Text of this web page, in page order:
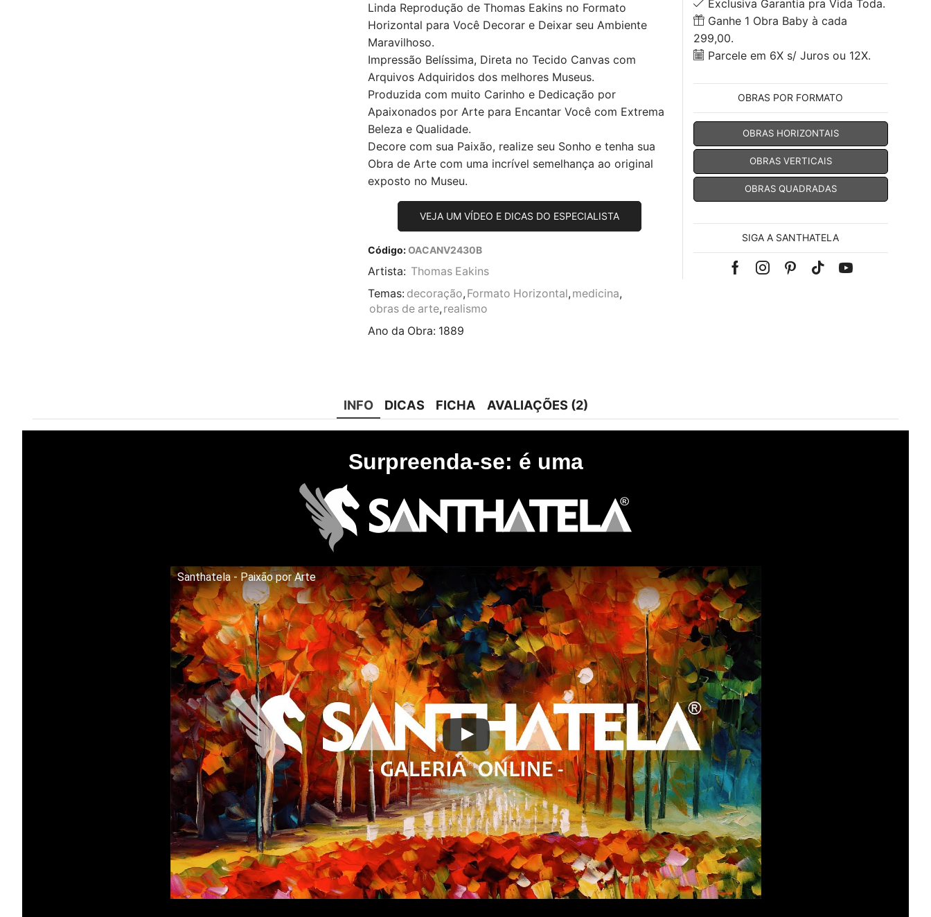
Linda Reprodução de Thomas Eakins no Formato
Horizontal para Você Decorar e Deixar seu Ambiente
Maravilhoso.
Impressão Belíssima, Direta no Tecido Canvas com
Arquivos Adquiridos dos melhores Museus.
Produzida com muito Carinho e Dedicação por
Apaixonados por Arte para Encantar Você com Extrema
Beleza e Qualidade.
Decore com sua Paixão, realize seu Sonho e tenha sua
Obra de Arte com uma incrível semelhança ao original
exposto no Museu.
VEJA UM VÍDEO E DICAS DO ESPECIALISTA
Código:OACANV2430B
Artista: Thomas Eakins
Temas: decoração, Formato Horizontal, medicina,
obras de arte, realismo
Ano da Obra: 1889
Exclusiva Garantia pra Vida Toda.
Ganhe 1 Obra Baby à cada
299,00.
Parcele em 6X s/ Juros ou 12X.
OBRAS POR FORMATO
OBRAS HORIZONTAIS
OBRAS VERTICAIS
OBRAS QUADRADAS
SIGA A SANTHATELA
FacebookInstagramPinterest
Tik-Youtube
INFO DICAS FICHA AVALIAÇÕES (2)
Surpreenda-se: é uma
Santhatela - Paixão por Arte